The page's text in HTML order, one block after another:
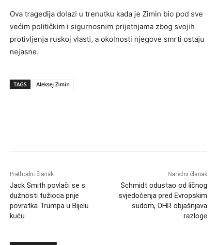
Ova tragedija dolazi u trenutku kada je Zimin bio pod sve
većim političkim i sigurnosnim prijetnjama zbog svojih
protivljenja ruskoj vlasti, a okolnosti njegove smrti ostaju
nejasne.
TAGS Aleksej Zimin
Prethodni članak
Jack Smith povlači se s
dužnosti tužioca prije
povratka Trumpa u Bijelu
kuću
Naredni članak
Schmidt odustao od ličnog
svjedočenja pred Evropskim
sudom, OHR objašnjava
razloge